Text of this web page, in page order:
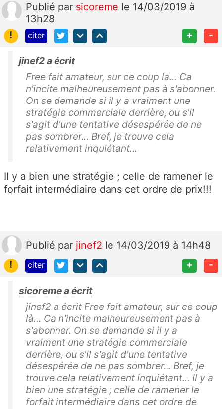
Publié par sicoreme le 14/03/2019 à
13h28
!
citer + -
jinef2 a écrit
Free fait amateur, sur ce coup là... Ca
n'incite malheureusement pas à s'abonner.
On se demande si il y a vraiment une
stratégie commerciale derrière, ou s'il
s'agit d'une tentative désespérée de ne
pas sombrer... Bref, je trouve cela
relativement inquiétant...
Il y a bien une stratégie ; celle de ramener le
forfait intermédiaire dans cet ordre de prix!!!
Publié par jinef2 le 14/03/2019 à 14h48
!
citer + -
sicoreme a écrit
jinef2 a écrit Free fait amateur, sur ce coup
là... Ca n'incite malheureusement pas à
s'abonner. On se demande si il y a
vraiment une stratégie commerciale
derrière, ou s'il s'agit d'une tentative
désespérée de ne pas sombrer... Bref, je
trouve cela relativement inquiétant... Il y a
bien une stratégie ; celle de ramener le
forfait intermédiaire dans cet ordre de